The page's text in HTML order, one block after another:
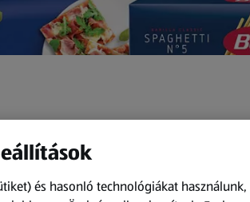
és hasonló technológiákat